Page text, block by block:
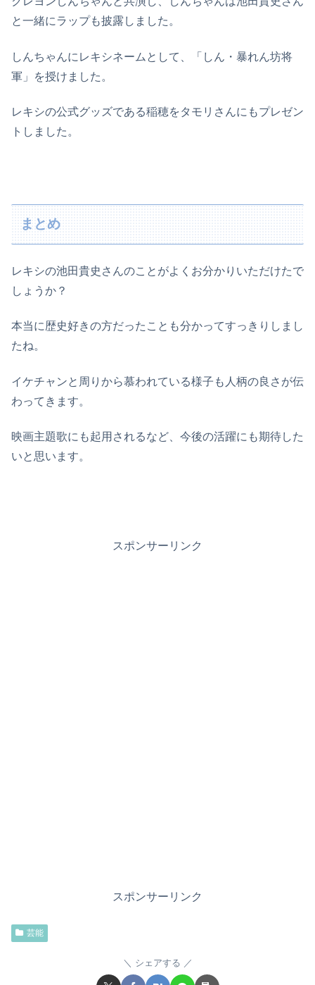
と一緒にラップも披露しました。
しんちゃんにレキシネームとして、「しん・暴れん坊将
軍」を授けました。
レキシの公式グッズである稲穂をタモリさんにもプレゼン
トしました。
まとめ
レキシの池田貴史さんのことがよくお分かりいただけたで
しょうか？
本当に歴史好きの方だったことも分かってすっきりしまし
たね。
イケチャンと周りから慕われている様子も人柄の良さが伝
わってきます。
映画主題歌にも起用されるなど、今後の活躍にも期待した
いと思います。
スポンサーリンク
スポンサーリンク
芸能
シェアする